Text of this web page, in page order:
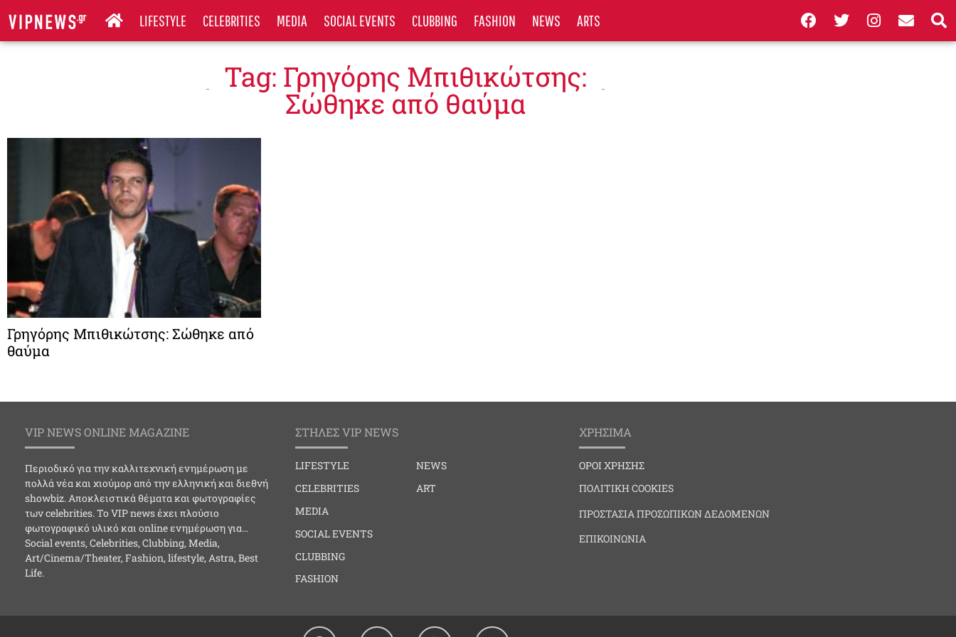
LIFESTYLE CELEBRITIES MEDIA SOCIAL EVENTS CLUBBING FASHION NEWS ARTS
Tag: Γρηγόρης Μπιθικώτσης:
Σώθηκε από θαύμα
Γρηγόρης Μπιθικώτσης: Σώθηκε από
θαύμα
VIP NEWS ONLINE MAGAZINE
Περιοδικό για την καλλιτεχνική ενημέρωση με
πολλά νέα και χιούμορ από την ελληνική και διεθνή
showbiz. Αποκλειστικά θέματα και φωτογραφίες
των celebrities. Το VIP news έχει πλούσιο
φωτογραφικό υλικό και online ενημέρωση για…
Social events, Celebrities, Clubbing, Media,
Art/Cinema/Theater, Fashion, lifestyle, Astra, Best
Life.
ΣΤΗΛΕΣ VIP NEWS
LIFESTYLE
CELEBRITIES
MEDIA
SOCIAL EVENTS
CLUBBING
FASHION
NEWS
ART
ΧΡΗΣΙΜΑ
ΟΡΟΙ ΧΡΗΣΗΣ
ΠΟΛΙΤΙΚΗ COOKIES
ΠΡΟΣΤΑΣΙΑ ΠΡΟΣΩΠΙΚΩΝ ΔΕΔΟΜΕΝΩΝ
ΕΠΙΚΟΙΝΩΝΙΑ